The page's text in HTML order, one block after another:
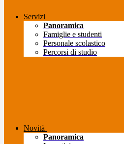
Servizi
Panoramica
Famiglie e studenti
Personale scolastico
Percorsi di studio
Novità
Panoramica